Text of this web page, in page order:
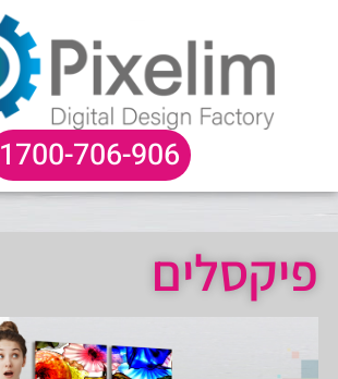
1700-706-906
פיקסלים